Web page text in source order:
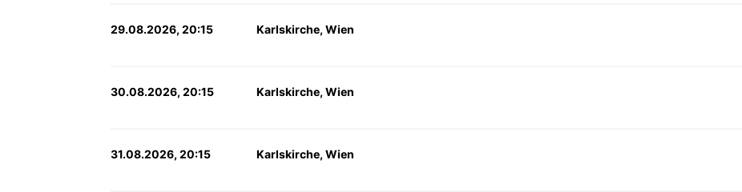
29.08.2026, 20:15 Karlskirche, Wien
30.08.2026, 20:15 Karlskirche, Wien
31.08.2026, 20:15 Karlskirche, Wien